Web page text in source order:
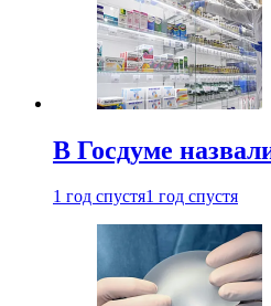
В Госдуме
1 год спустя1 год спустя